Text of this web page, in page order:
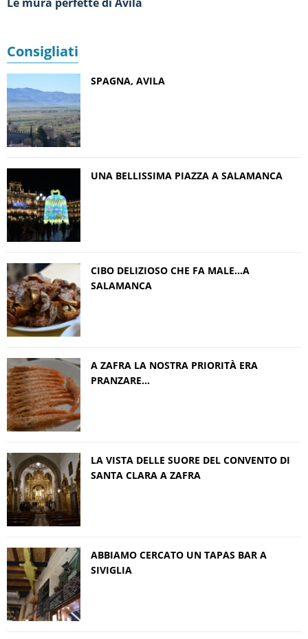
Consigliati
SPAGNA, AVILA
UNA BELLISSIMA PIAZZA A SALAMANCA
CIBO DELIZIOSO CHE FA MALE…A
SALAMANCA
A ZAFRA LA NOSTRA PRIORITÀ ERA
PRANZARE…
LA VISTA DELLE SUORE DEL CONVENTO DI
SANTA CLARA A ZAFRA
ABBIAMO CERCATO UN TAPAS BAR A
SIVIGLIA